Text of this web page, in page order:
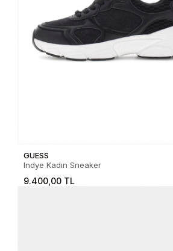
GUESS
Indye Kadın Sneaker
9.400,00 TL